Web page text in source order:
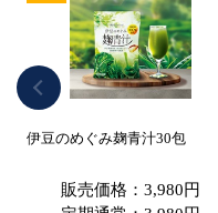
伊豆のめぐみ麹青汁30包
販売価格：3,980円